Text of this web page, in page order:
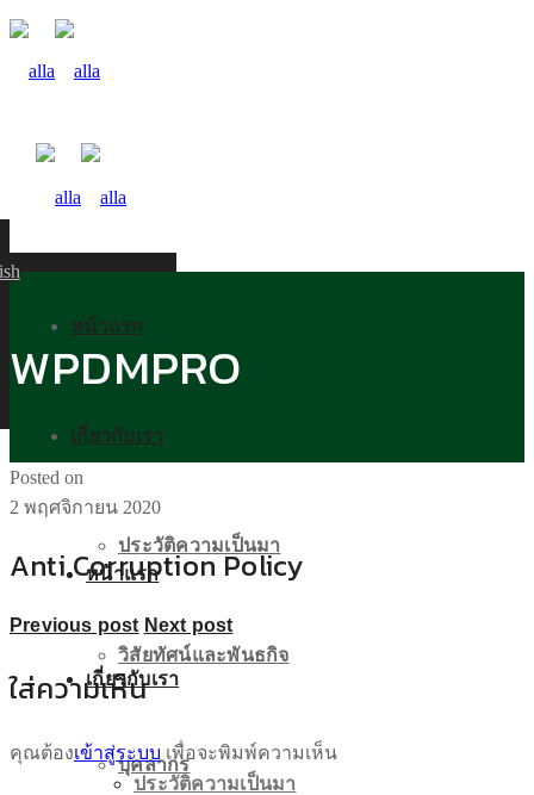
หน้าแรก
เกี่ยวกับเรา
ประวัติความเป็นมา
หน้าแรก
เกี่ยวกับเรา
ประวัติความเป็นมา
วิสัยทัศน์และพันธกิจ
บุคลากร
WPDMPRO
Posted on
2 พฤศจิกายน 2020
Anti Corruption Policy
Previous post Next post
ใส่ความเห็น
คุณต้องเข้าสู่ระบบ เพื่อจะพิมพ์ความเห็น